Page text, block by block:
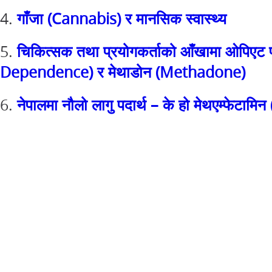
4.गाँजा (Cannabis) र मानसिक स्वास्थ्य
5.चिकित्सक तथा प्रयोगकर्ताको आँखामा ओपिएट
Dependence) र मेथाडोन (Methadone)
6.नेपालमा नौलो लागु पदार्थ – के हो